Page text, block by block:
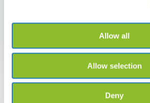
Allow all
Allow selection
Deny
Beschadigd exemplaar
€ 36,92 € 30,-